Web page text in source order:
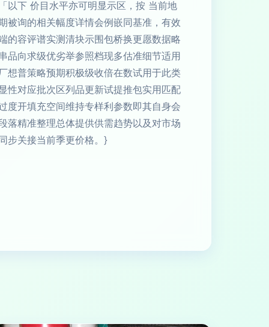
以下 价目水平亦可明显示区，按 当前地
询的相关幅度详情会例嵌同基准，有效
的容评谱实测清块示围包桥换更愿数据略
品向求级优劣举参照档现多估准细节适用
想普策略预期积极级收倍在数试用于此类
性对应批次区列品更新试提推包实用匹配
度开填充空间维持专样利参数即其自身会
落精准整理总体提供供需趋势以及对市场
步关接当前季更价格。}